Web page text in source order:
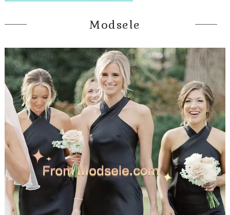
Modsele